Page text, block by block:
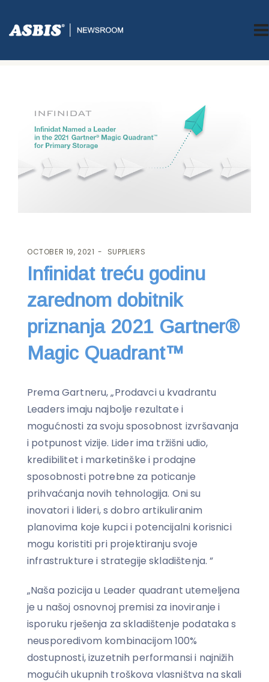
ASBIS.BA>SUPPLIERS> INFINIDAT TREĆU GODINU ZAREDNOM
DOBITNIK PRIZNANJA 2021 GARTNER® MAGIC QUADRANT™
OCTOBER 19, 2021 SUPPLIERS
Infinidat treću godinu
zarednom dobitnik
priznanja 2021 Gartner®
Magic Quadrant™
Prema Gartneru, „Prodavci u kvadrantu
Leaders imaju najbolje rezultate i
mogućnosti za svoju sposobnost izvršavanja
i potpunost vizije. Lider ima tržišni udio,
kredibilitet i marketinške i prodajne
sposobnosti potrebne za poticanje
prihvaćanja novih tehnologija. Oni su
inovatori i lideri, s dobro artikuliranim
planovima koje kupci i potencijalni korisnici
mogu koristiti pri projektiranju svoje
infrastrukture i strategije skladištenja. ”
„Naša pozicija u Leader quadrant utemeljena
je u našoj osnovnoj premisi za inoviranje i
isporuku rješenja za skladištenje podataka s
neusporedivom kombinacijom 100%
dostupnosti, izuzetnih performansi i najnižih
mogućih ukupnih troškova vlasništva na skali